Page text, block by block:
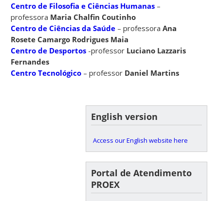
Centro de Filosofia e Ciências Humanas –
professora Maria Chalfin Coutinho
Centro de Ciências da Saúde – professoraAna
Rosete Camargo Rodrigues Maia
Centro de Desportos -professor Luciano Lazzaris
Fernandes
Centro Tecnológico – professor Daniel Martins
English version
Access our English website here
Portal de Atendimento
PROEX